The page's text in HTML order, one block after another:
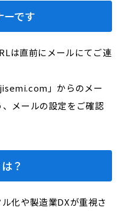
です
は直前にメールにてご連
」からのメー
メールの設定をご確認
？
化や製造業DXが重視さ